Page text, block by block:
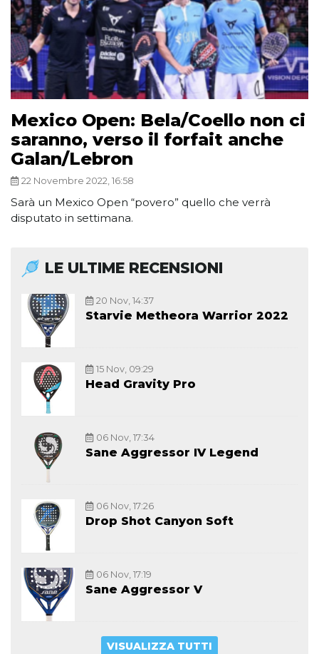
Mexico Open: Bela/Coello non ci
saranno, verso il forfait anche
Galan/Lebron
22 Novembre 2022, 16:58
Sarà un Mexico Open “povero” quello che verrà
disputato in settimana.
LE ULTIME RECENSIONI
20 Nov, 14:37
Starvie Metheora Warrior 2022
15 Nov, 09:29
Head Gravity Pro
06 Nov, 17:34
Sane Aggressor IV Legend
06 Nov, 17:26
Drop Shot Canyon Soft
06 Nov, 17:19
Sane Aggressor V
VISUALIZZA TUTTI